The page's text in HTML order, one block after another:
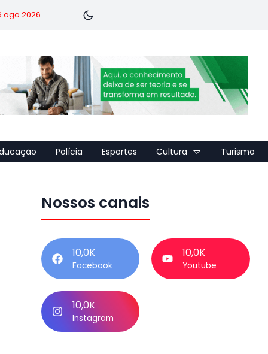
ago 2026
Polícia Esportes Cultura Turismo
Nossos canais
10,0K
Facebook
10,0K
Youtube
10,0K
Instagram